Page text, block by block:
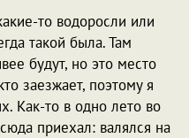
то водоросли или
такой была. Там
будут, но это место
заезжает, поэтому я
Как-то в одно лето во
приехал: валялся на